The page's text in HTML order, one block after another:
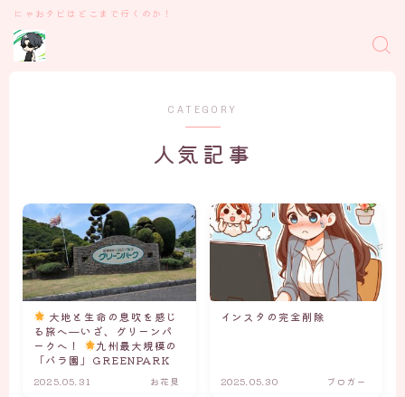
にゃおタビはどこまで行くのか！
CATEGORY
人気記事
大地と生命の息吹を感じ
る旅へ—いざ、グリーンパ
ークへ！
九州最大規模の
「バラ園」GREENPARK
2025.05.31 お花見
インスタの完全削除
2025.05.30 ブロガー